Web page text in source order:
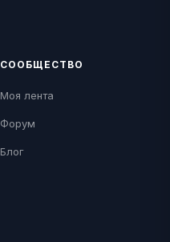
СООБЩЕСТВО
Моя лента
Форум
Блог